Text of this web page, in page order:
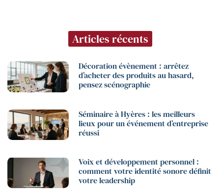
Articles récents
Décoration évènement : arrêtez
d’acheter des produits au hasard,
pensez scénographie
Séminaire à Hyères : les meilleurs
lieux pour un événement d’entreprise
réussi
Voix et développement personnel :
comment votre identité sonore définit
votre leadership